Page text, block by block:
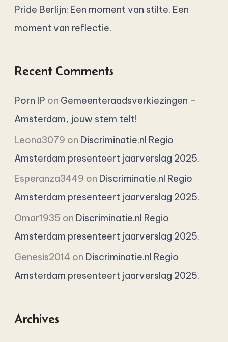
Pride Berlijn: Een moment van stilte. Een
moment van reflectie.
Recent Comments
Porn IP on Gemeenteraadsverkiezingen –
Amsterdam, jouw stem telt!
Leona3079 on Discriminatie.nl Regio
Amsterdam presenteert jaarverslag 2025.
Esperanza3449 on Discriminatie.nl Regio
Amsterdam presenteert jaarverslag 2025.
Omar1935 on Discriminatie.nl Regio
Amsterdam presenteert jaarverslag 2025.
Genesis2014 on Discriminatie.nl Regio
Amsterdam presenteert jaarverslag 2025.
Archives